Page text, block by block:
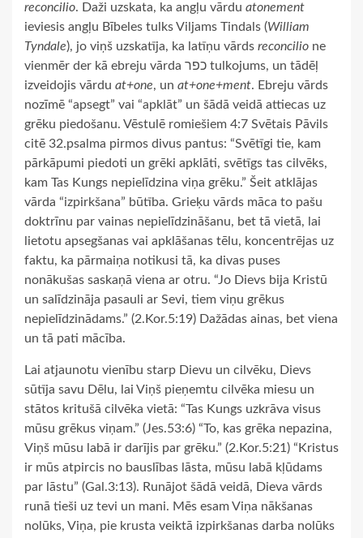
reconcilio. Daži uzskata, ka angļu vārdu atonement
ieviesis angļu Bībeles tulks Viljams Tindals (William
Tyndale), jo viņš uzskatīja, ka latīņu vārds reconcilio ne
vienmēr der kā ebreju vārda כפר tulkojums, un tādēļ
izveidojis vārdu at+one, un at+one+ment. Ebreju vārds
nozīmē “apsegt” vai “apklāt” un šādā veidā attiecas uz
grēku piedošanu. Vēstulē romiešiem 4:7 Svētais Pāvils
citē 32.psalma pirmos divus pantus: “Svētīgi tie, kam
pārkāpumi piedoti un grēki apklāti, svētīgs tas cilvēks,
kam Tas Kungs nepielīdzina viņa grēku.” Šeit atklājas
vārda “izpirkšana” būtība. Grieķu vārds māca to pašu
doktrīnu par vainas nepielīdzināšanu, bet tā vietā, lai
lietotu apsegšanas vai apklāšanas tēlu, koncentrējas uz
faktu, ka pārmaiņa notikusi tā, ka divas puses
nonākušas saskaņā viena ar otru. “Jo Dievs bija Kristū
un salīdzināja pasauli ar Sevi, tiem viņu grēkus
nepielīdzinādams.” (2.Kor.5:19) Dažādas ainas, bet viena
un tā pati mācība.
Lai atjaunotu vienību starp Dievu un cilvēku, Dievs
sūtīja savu Dēlu, lai Viņš pieņemtu cilvēka miesu un
stātos kritušā cilvēka vietā: “Tas Kungs uzkrāva visus
mūsu grēkus viņam.” (Jes.53:6) “To, kas grēka nepazina,
Viņš mūsu labā ir darījis par grēku.” (2.Kor.5:21) “Kristus
ir mūs atpircis no bauslības lāsta, mūsu labā kļūdams
par lāstu” (Gal.3:13). Runājot šādā veidā, Dieva vārds
runā tieši uz tevi un mani. Mēs esam Viņa nākšanas
nolūks, Viņa, pie krusta veiktā izpirkšanas darba nolūks